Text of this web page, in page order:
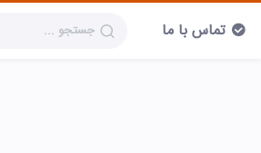
تماس با ما